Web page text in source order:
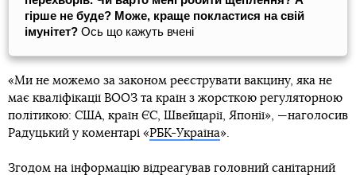
гірше не буде? Може, краще покластися на свій
імунітет? Ось що кажуть вчені
«Ми не можемо за законом реєструвати вакцину, яка не
має кваліфікації ВООЗ та країн з жорсткою регуляторною
політикою: США, країн ЄС, Швейцарії, Японії», —наголосив
Радуцький у коментарі «РБК-Україна».
Згодом на інформацію відреагував головний санітарний